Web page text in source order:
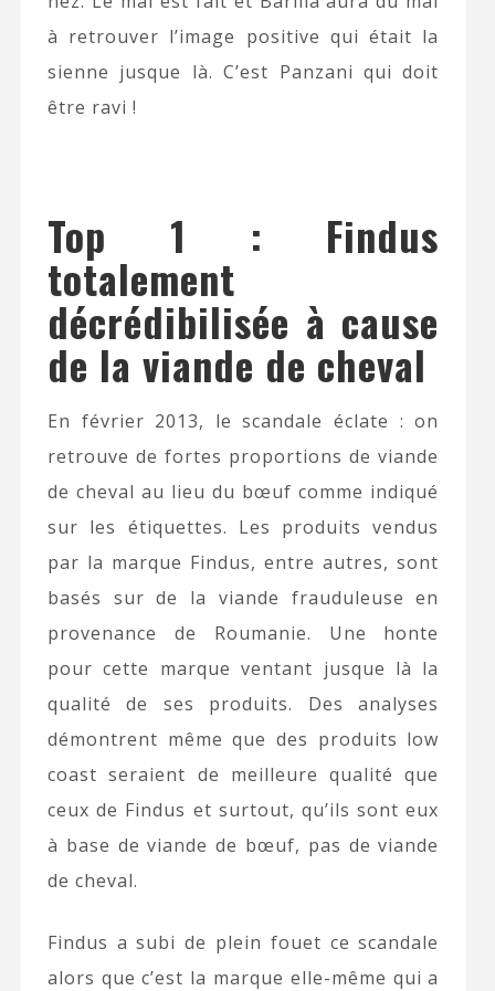
à retrouver l’image positive qui était la
sienne jusque là. C’est Panzani qui doit
être ravi !
Top 1 : Findus
totalement
décrédibilisée à cause
de la viande de cheval
En février 2013, le scandale éclate : on
retrouve de fortes proportions de viande
de cheval au lieu du bœuf comme indiqué
sur les étiquettes. Les produits vendus
par la marque Findus, entre autres, sont
basés sur de la viande frauduleuse en
provenance de Roumanie. Une honte
pour cette marque ventant jusque là la
qualité de ses produits. Des analyses
démontrent même que des produits low
coast seraient de meilleure qualité que
ceux de Findus et surtout, qu’ils sont eux
à base de viande de bœuf, pas de viande
de cheval.
Findus a subi de plein fouet ce scandale
alors que c’est la marque elle-même qui a